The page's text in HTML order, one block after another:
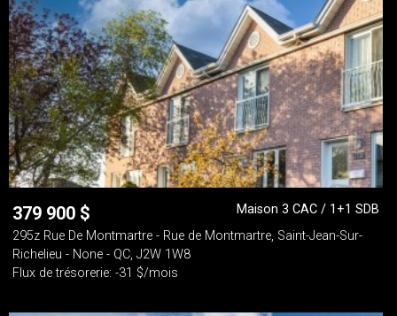
379 900 $
Maison 3 CAC / 1+1 SDB
295z Rue De Montmartre - Rue de Montmartre, Saint-Jean-Sur-
Richelieu - None - QC, J2W 1W8
Flux de trésorerie: -31 $/mois